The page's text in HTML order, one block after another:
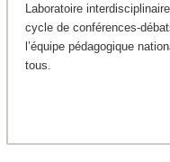
Laboratoire
cycle de conférences-
l’équipe pédagogique
tous.